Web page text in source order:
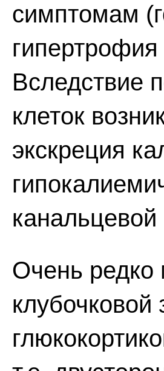
симптомам
Вследствие
клеток
экскреция
Очень редко
клубочковой